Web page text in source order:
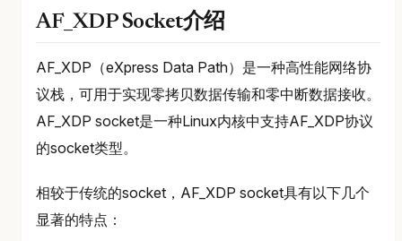
AF_XDP Socket介绍
AF_XDP（eXpress Data Path）是一种高性能网络协
议栈，可用于实现零拷贝数据传输和零中断数据接收。
AF_XDP socket是一种Linux内核中支持AF_XDP协议
的socket类型。
相较于传统的socket，AF_XDP socket具有以下几个
显著的特点：